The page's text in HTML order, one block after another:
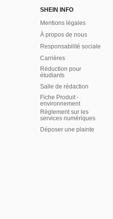
SHEIN INFO
Mentions légales
À propos de nous
Responsabilité sociale
Carrières
Réduction pour
étudiants
Salle de rédaction
Fiche Produit -
environnement
Règlement sur les
services numériques
Déposer une plainte